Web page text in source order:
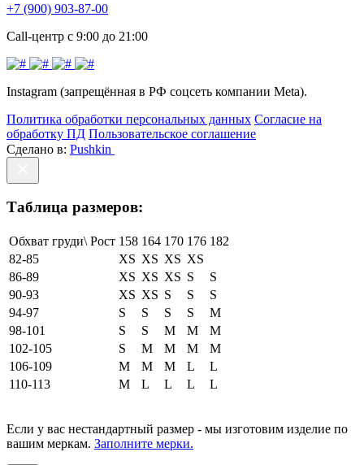
+7 (900) 903-87-00
Call-центр с 9:00 до 21:00
Instagram (запрещённая в РФ соцсеть компании Meta).
Политика обработки персональных данных Согласие на
обработку ПД Пользовательское соглашение
Сделано в: Pushkin
Таблица размеров:
Обхват груди\ Рост 158 164 170 176 182
82-85
XS XS XS XS
86-89
XS XS XS S
S
90-93
XS XS S S
S
94-97
S S S S
M
98-101
S S M M
M
102-105
S M M M
M
106-109
M M M L
L
110-113
M L L L L
Если у вас нестандартный размер - мы изготовим изделие по
вашим меркам. Заполните мерки.